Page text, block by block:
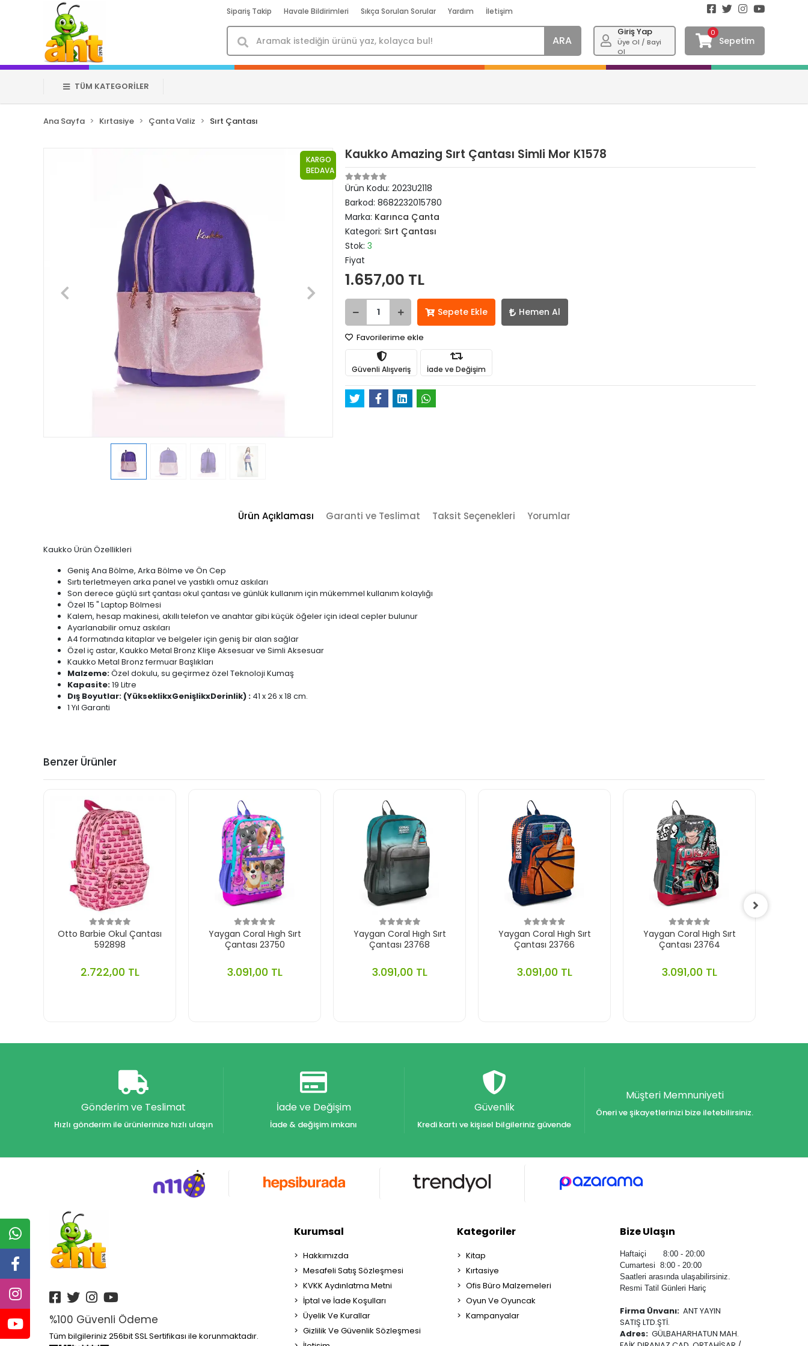
Sipariş Takip Havale Bildirimleri Sıkça Sorulan Sorular Yardım İletişim
ARA
Giriş Yap
Üye Ol / Bayi
Ol
0
Sepetim
TÜM KATEGORİLER
Ana Sayfa Kırtasiye Çanta Valiz Sırt Çantası
Kaukko Amazing Sırt Çantası Simli Mor K1578
Ürün Kodu:2023U2118
Barkod:8682232015780
Marka: Karınca Çanta
Kategori: Sırt Çantası
Stok:3
Fiyat
1.657,00 TL
KARGO
BEDAVA
Sepete Ekle Hemen Al
Favorilerime ekle
Güvenli Alışveriş İade ve Değişim
Ürün Açıklaması Garanti ve Teslimat Taksit Seçenekleri Yorumlar
Kaukko Ürün Özellikleri
Geniş Ana Bölme, Arka Bölme ve Ön Cep
Sırtı terletmeyen arka panel ve yastıklı omuz askıları
Son derece güçlü sırt çantası okul çantası ve günlük kullanım için mükemmel kullanım kolaylığı
Özel 15 " Laptop Bölmesi
Kalem, hesap makinesi, akıllı telefon ve anahtar gibi küçük öğeler için ideal cepler bulunur
Ayarlanabilir omuz askıları
A4 formatında kitaplar ve belgeler için geniş bir alan sağlar
Özel iç astar, Kaukko Metal Bronz Klişe Aksesuar ve Simli Aksesuar
Kaukko Metal Bronz fermuar Başlıkları
Malzeme:Özel dokulu, su geçirmez özel Teknoloji Kumaş
Kapasite:19 Litre
Dış Boyutlar: (YükseklikxGenişlikxDerinlik) : 41 x 26 x 18 cm.
1 Yıl Garanti
Benzer Ürünler
Otto Barbie Okul Çantası
592898
2.722,00 TL
Yaygan Coral Hıgh Sırt
Çantası 23750
3.091,00 TL
Yaygan Coral Hıgh Sırt
Çantası 23768
3.091,00 TL
Yaygan Coral Hıgh Sırt
Çantası 23766
3.091,00 TL
Yaygan Coral Hıgh Sırt
Çantası 23764
3.091,00 TL
Gönderim ve Teslimat
Hızlı gönderim ile ürünlerinize hızlı ulaşın
İade ve Değişim
İade & değişim imkanı
Güvenlik
Kredi kartı ve kişisel bilgileriniz güvende
Müşteri Memnuniyeti
Öneri ve şikayetlerinizi bize iletebilirsiniz.
%100 Güvenli Ödeme
Tüm bilgileriniz 256bit SSL Sertifikası ile korunmaktadır.
Kurumsal
Hakkımızda
Mesafeli Satış Sözleşmesi
KVKK Aydınlatma Metni
İptal ve İade Koşulları
Üyelik Ve Kurallar
Gizlilik Ve Güvenlik Sözleşmesi
Kategoriler
Kitap
Kırtasiye
Ofis Büro Malzemeleri
Oyun Ve Oyuncak
Kampanyalar
Bize Ulaşın
Haftaiçi 8:00 - 20:00
Cumartesi 8:00 - 20:00
Saatleri arasında ulaşabilirsiniz.
Resmi Tatil Günleri Hariç
Firma Ünvanı: ANT YAYIN
SATIŞ LTD.ŞTİ.
Adres: GÜLBAHARHATUN MAH.